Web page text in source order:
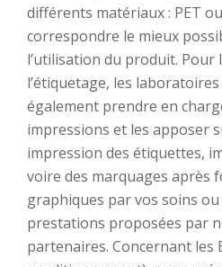
différents matériaux : PET
correspondre le mieux
l’utilisation du produit. Pour
l’étiquetage, les laboratoires
également prendre en
impressions et les apposer
impression des étiquettes,
voire des marquages après
graphiques par vos soins
prestations proposées par
partenaires. Concernant les